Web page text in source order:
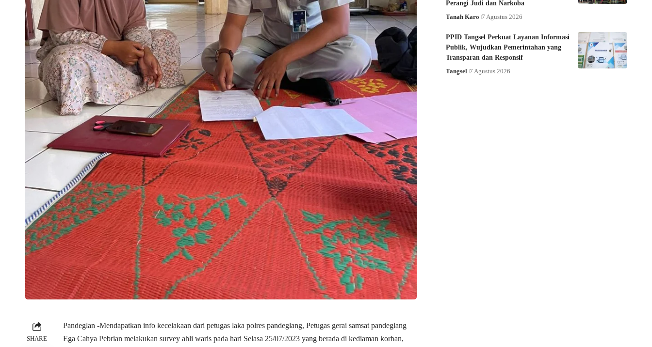
SHARE
Pandeglan -Mendapatkan info kecelakaan dari petugas laka polres pandeglang, Petugas gerai samsat pandeglang
Ega Cahya Pebrian melakukan survey ahli waris pada hari Selasa 25/07/2023 yang berada di kediaman korban,
Perangi Judi dan Narkoba
Tanah Karo 7 Agustus 2026
PPID Tangsel Perkuat Layanan Informasi
Publik, Wujudkan Pemerintahan yang
Transparan dan Responsif
Tangsel 7 Agustus 2026